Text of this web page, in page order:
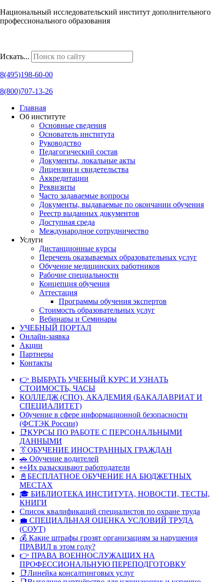
Национальный исследовательский институт дополнительного
профессионального образования
Искать...
8(495)198-60-00
8(800)707-13-26
Главная
Об институте
Основные сведения
Основатель института
Руководство
Педагогический состав
Документы, локальные акты
Лицензии и свидетельства
Аккредитации
Реквизиты
Часто задаваемые вопросы
Документы, выдаваемые по окончании обучения
Реестр выданных документов
Доступная среда
Международное сотрудничество
Услуги
Дистанционные курсы
Перечень оказываемых образовательных услуг
Обучение медицинских работников
Рабочие специальности
Концепция обучения
Аттестация
Программы обучения экспертов
Стоимость образовательных услуг
Вебинары и Семинары
УЧЕБНЫЙ ПОРТАЛ
Онлайн-заявка
Акции
Партнеры
Контакты
👉 ВЫБРАТЬ УЧЕБНЫЙ КУРС И УЗНАТЬ
СТОИМОСТЬ, ЧАСЫ
КОЛЛЕДЖ (СПО), АКАДЕМИЯ (БАКАЛАВРИАТ И
СПЕЦИАЛИТЕТ)
Обучение в сфере информационной безопасности
(ФСТЭК России)
📑КУРСЫ ПО РАБОТЕ С ПЕРСОНАЛЬНЫМИ
ДАННЫМИ
👔ОБУЧЕНИЕ ИНОСТРАННЫХ ГРАЖДАН
🚗 Обучение водителей
👀Их разыскивают работодатели
📓БЕСПЛАТНОЕ ОБУЧЕНИЕ НА БЮДЖЕТНЫХ
МЕСТАХ
🎓 БИБЛИОТЕКА ИНСТИТУТА, НОВОСТИ, ТЕСТЫ,
КНИГИ
Список квалификаций специалистов по охране труда
💼 СПЕЦИАЛЬНАЯ ОЦЕНКА УСЛОВИЙ ТРУДА
(СОУТ)
💰 Какие штрафы грозят организациям за нарушения
ПРАВИЛ в этом году?
👉 ПРАВА ВОЕННОСЛУЖАЩИХ НА
ПРОФЕССИОНАЛЬНУЮ ПЕРЕПОДГОТОВКУ
📑Линейка консалтинговых услуг